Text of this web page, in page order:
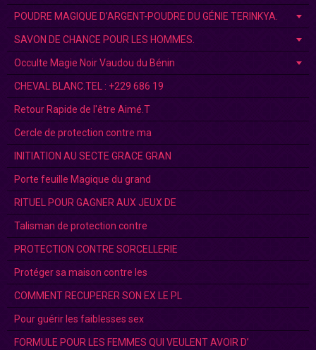
POUDRE MAGIQUE D’ARGENT-POUDRE DU GÉNIE TERINKYA.
SAVON DE CHANCE POUR LES HOMMES.
Occulte Magie Noir Vaudou du Bénin
CHEVAL BLANC.TEL : +229 686 19
Retour Rapide de l'être Aimé.T
Cercle de protection contre ma
INITIATION AU SECTE GRACE GRAN
Porte feuille Magique du grand
RITUEL POUR GAGNER AUX JEUX DE
Talisman de protection contre
PROTECTION CONTRE SORCELLERIE
Protéger sa maison contre les
COMMENT RECUPERER SON EX LE PL
Pour guérir les faiblesses sex
FORMULE POUR LES FEMMES QUI VEULENT AVOIR D’